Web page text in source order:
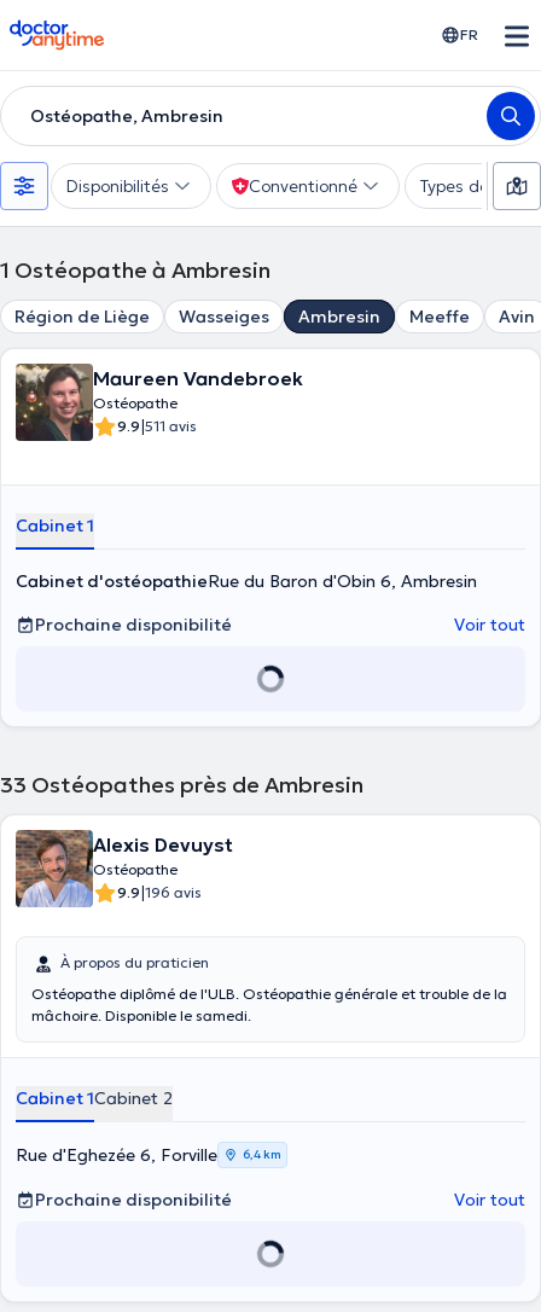
doctoranytime FR
Ostéopathe, Ambresin
Disponibilités Conventionné Types de
1 Ostéopathe à Ambresin
Région de Liège Wasseiges Ambresin Meeffe Avin
Maureen Vandebroek
Ostéopathe
9.9|511 avis
Cabinet 1
Cabinet d'ostéopathieRue du Baron d'Obin 6, Ambresin
Prochaine disponibilité
Voir tout
33 Ostéopathes près de Ambresin
Alexis Devuyst
Ostéopathe
9.9|196 avis
À propos du praticien
Ostéopathe diplômé de l'ULB. Ostéopathie générale et trouble de la
mâchoire. Disponible le samedi.
Cabinet 1Cabinet 2
Rue d'Eghezée 6, Forville 6,4 km
Prochaine disponibilité Voir tout